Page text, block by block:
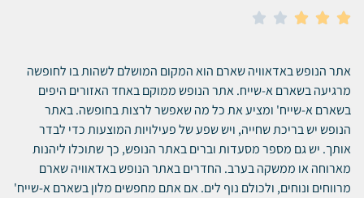





אתר הנופש באדאוויה שארם הוא המקום המושלם לשהות בו לחופשה
מרגיעה בשארם א-שייח.אתר הנופש ממוקם באחד האזורים היפים
בשארם א-שייח' ומציע את כל מה שאפשר לרצות בחופשה.באתר
הנופש יש בריכת שחייה, ויש שפע של פעילויות המוצעות כדי לבדר
אותך. יש גם מספר מסעדות וברים באתר הנופש, כך שתוכלו ליהנות
מארוחה או ממשקה בערב. החדרים באתר הנופש באדאוויה שארם
מרווחים ונוחים, ולכולם נוף לים.אם אתם מחפשים מלון בשארם א-שייח'